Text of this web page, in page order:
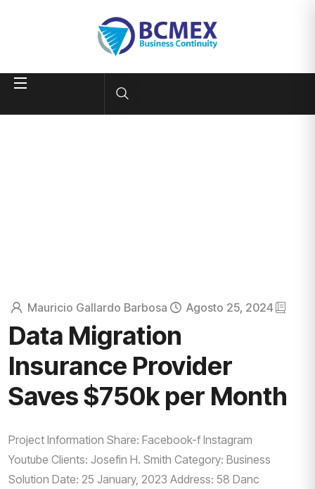
Mauricio Gallardo Barbosa Agosto 25, 2024
Data Migration
Insurance Provider
Saves $750k per Month
Project Information Share: Facebook-f Instagram
Youtube Clients: Josefin H. Smith Category: Business
Solution Date: 25 January, 2023 Address: 58 Danc